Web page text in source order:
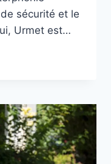
sécurité et le
Urmet est…